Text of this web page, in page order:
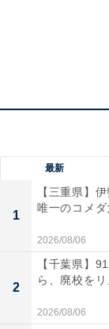
油えびせん、
スタチオ、国
ナッツミック
道プリン
最新
1
【三重県】
唯一のコメ
2026/08/06
2
【千葉県】
ら、廃校を
2026/08/06